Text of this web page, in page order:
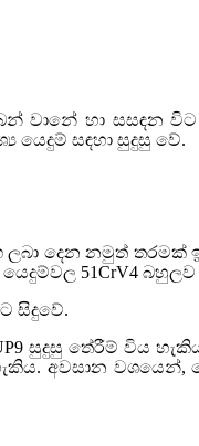
වානේ හා සසඳන
යෙදුම් සඳහා සුදුසු වේ.
ලබා දෙන නමුත්
51CrV4 බහුලව
සිදුවේ.
සුදුසු තේරීම් විය
අවසාන